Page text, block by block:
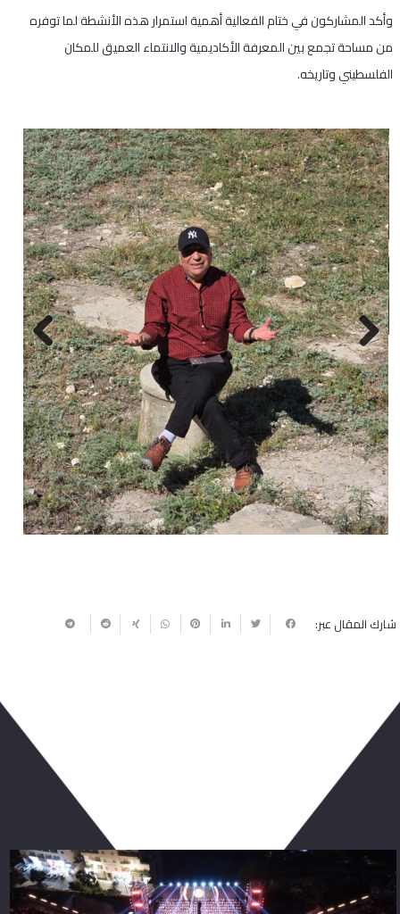
وأكد المشاركون في ختام الفعالية أهمية استمرار هذه الأنشطة لما توفره
من مساحة تجمع بين المعرفة الأكاديمية والانتماء العميق للمكان
الفلسطيني وتاريخه.
Previous
Next
شارك المقال عبر: